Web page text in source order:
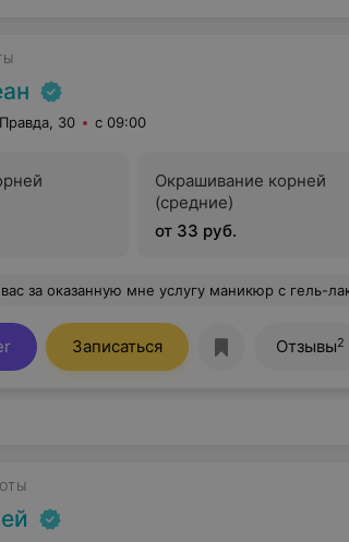
30 с 09:00
Окрашивание корней
(средние)
от 33 руб.
маникюр с гель-лаком. Мастер выполнила все аккуратно, идеально обработали мне кутикулу, помогли определиться с цветом лака.
Записаться Отзывы2